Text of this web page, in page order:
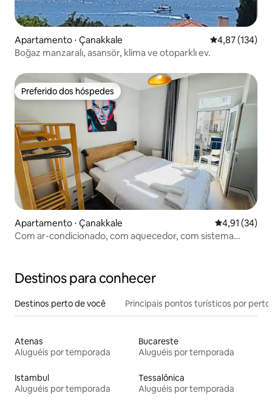
Apartamento ⋅ Çanakkale 4,87 de uma
4,87 (134)
Boğaz manzaralı, asansör, klima ve otoparklı ev.
Preferido dos hóspedes
Preferido dos hóspedes
Apartamento ⋅ Çanakkale 4,91 de uma
4,91 (34)
Com ar-condicionado, com aquecedor, com sistema
Destinos para conhecer
Destinos perto de você Principais pontos turísticos por perto
Atenas
Aluguéis por temporada
Bucareste
Aluguéis por temporada
Istambul
Aluguéis por temporada
Tessalônica
Aluguéis por temporada